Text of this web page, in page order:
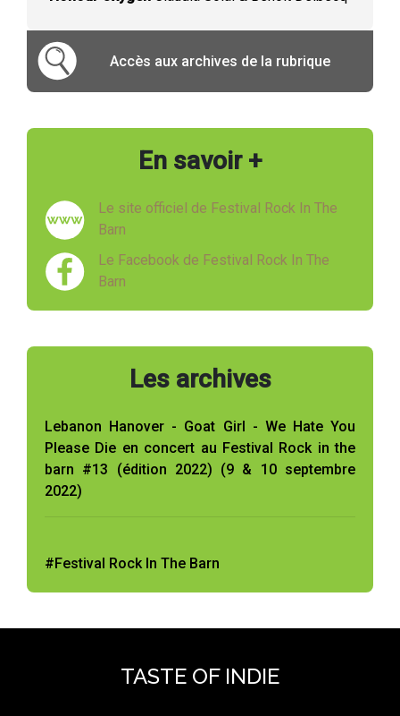
Accès aux archives de la rubrique
En savoir +
Le site officiel de Festival Rock In The
Barn
Le Facebook de Festival Rock In The
Barn
Les archives
Lebanon Hanover - Goat Girl - We Hate You
Please Die en concert au Festival Rock in the
barn #13 (édition 2022) (9 & 10 septembre
2022)
#Festival Rock In The Barn
TASTE OF INDIE